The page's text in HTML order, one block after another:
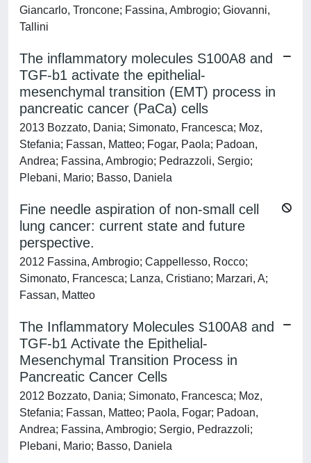
Giancarlo, Troncone; Fassina, Ambrogio; Giovanni,
Tallini
The inflammatory molecules S100A8 and
TGF-b1 activate the epithelial-
mesenchymal transition (EMT) process in
pancreatic cancer (PaCa) cells
2013 Bozzato, Dania; Simonato, Francesca; Moz,
Stefania; Fassan, Matteo; Fogar, Paola; Padoan,
Andrea; Fassina, Ambrogio; Pedrazzoli, Sergio;
Plebani, Mario; Basso, Daniela
Fine needle aspiration of non-small cell
lung cancer: current state and future
perspective.
2012 Fassina, Ambrogio; Cappellesso, Rocco;
Simonato, Francesca; Lanza, Cristiano; Marzari, A;
Fassan, Matteo
The Inflammatory Molecules S100A8 and
TGF-b1 Activate the Epithelial-
Mesenchymal Transition Process in
Pancreatic Cancer Cells
2012 Bozzato, Dania; Simonato, Francesca; Moz,
Stefania; Fassan, Matteo; Paola, Fogar; Padoan,
Andrea; Fassina, Ambrogio; Sergio, Pedrazzoli;
Plebani, Mario; Basso, Daniela